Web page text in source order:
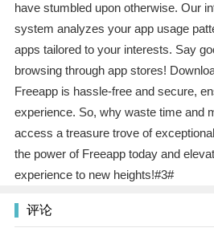
have stumbled upon otherwise. Our
system analyzes your app usage
apps tailored to your interests. Say
browsing through app stores!
Freeapp is hassle-free and secure,
experience. So, why waste time and
access a treasure trove of
the power of Freeapp today and
experience to new heights!#3#
评论